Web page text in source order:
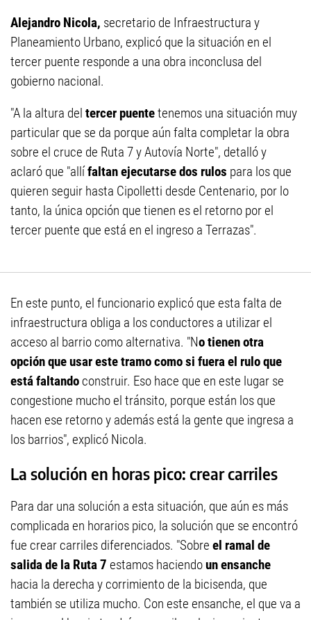
Alejandro Nicola, secretario de Infraestructura y
Planeamiento Urbano, explicó que la situación en el
tercer puente responde a una obra inconclusa del
gobierno nacional.
"A la altura del tercer puentetenemos una situación muy
particular que se da porque aún falta completar la obra
sobre el cruce de Ruta 7 y Autovía Norte", detalló y
aclaró que "allífaltan ejecutarse dos rulos para los que
quieren seguir hasta Cipolletti desde Centenario, por lo
tanto, la única opción que tienen es el retorno por el
tercer puente que está en el ingreso a Terrazas".
En este punto, el funcionario explicó que esta falta de
infraestructura obliga a los conductores a utilizar el
acceso al barrio como alternativa. "No tienen otra
opción que usar este tramo como si fuera el rulo que
está faltando construir. Eso hace que en este lugar se
congestione mucho el tránsito, porque están los que
hacen ese retorno y además está la gente que ingresa a
los barrios", explicó Nicola.
La solución en horas pico: crear carriles
Para dar una solución a esta situación, que aún es más
complicada en horarios pico, la solución que se encontró
fue crear carriles diferenciados. "Sobre el ramal de
salida de la Ruta 7 estamos haciendoun ensanche
hacia la derecha y corrimiento de la bicisenda, que
también se utiliza mucho. Con este ensanche, el que va a